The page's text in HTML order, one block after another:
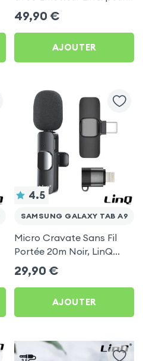
Samsung Galaxy Tab A9
49,90 €
AJOUTER
4.5
SAMSUNG GALAXY TAB A9
Micro Cravate Sans Fil
Portée 20m Noir, LinQ
pour Samsung Galaxy
Tab A9
29,90 €
AJOUTER